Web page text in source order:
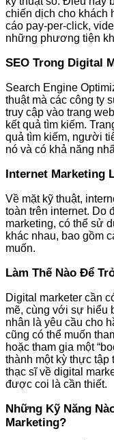
chiến dịch cho khách
cáo pay-per-click,
những phương tiện
SEO Trong Digital
Search Engine
thuật mà các công ty
truy cập vào trang
kết quả tìm kiếm.
quả tìm kiếm, người
nó và có khả năng
Internet Marketing
Về mặt kỹ thuật,
toàn trên internet. Do
marketing, có thể sử
khác nhau, bao gồm
muốn.
Làm Thế Nào Để
Digital marketer cần
mẽ, cùng với sự hiểu
nhân là yêu cầu cho
cũng có thể muốn
hoặc tham gia một
thành một kỳ thực tập
thạc sĩ về digital
được coi là cần thiết.
Những Kỹ Năng
Marketing?